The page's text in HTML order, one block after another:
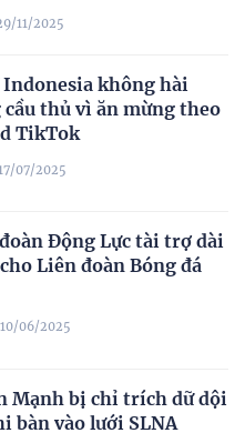
11/2025
Indonesia không hài
cầu thủ vì ăn mừng theo
TikTok
07/2025
Động Lực tài trợ dài
Liên đoàn Bóng đá
06/2025
Mạnh bị chỉ trích dữ dội
bàn vào lưới SLNA